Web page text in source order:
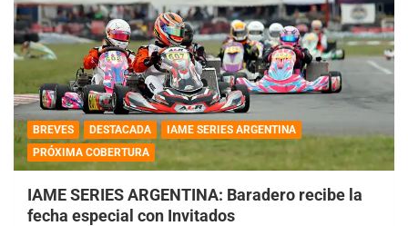
BREVES DESTACADA
IAME SERIES ARGENTINA
PRÓXIMA COBERTURA
IAME SERIES ARGENTINA: Baradero recibe la
fecha especial con Invitados